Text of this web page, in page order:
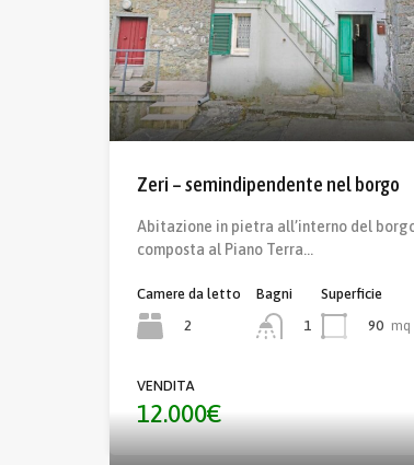
Zeri – semindipendente nel borgo
Abitazione in pietra all’interno del
composta al Piano Terra…
Camere da letto
2
Bagni
1
Superficie
90 mq
VENDITA
12.000€